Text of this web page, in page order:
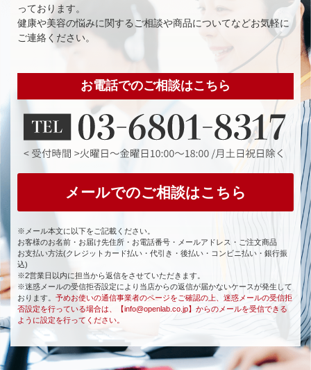
っております。
健康や美容の悩みに関するご相談や商品についてなどお気軽に
ご連絡ください。
お電話でのご相談はこちら
メールでのご相談はこちら
※メール本文に以下をご記載ください。
お客様のお名前・お届け先住所・お電話番号・メールアドレス・ご注文商品
お支払い方法(クレジットカード払い・代引き・後払い・コンビニ払い・銀行振
込)
※2営業日以内に担当から返信をさせていただきます。
※迷惑メールの受信拒否設定により当店からの返信が届かないケースが発生して
おります。 予めお使いの通信事業者のページをご確認の上、迷惑メールの受信拒
否設定を行っている場合は、【info@openlab.co.jp】からのメールを受信できる
ように設定を行ってください。